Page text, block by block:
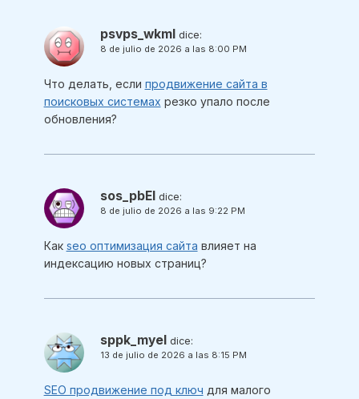
psvps_wkml dice:
8 de julio de 2026 a las 8:00 PM
Что делать, если продвижение сайта в
поисковых системах резко упало после
обновления?
sos_pbEl dice:
8 de julio de 2026 a las 9:22 PM
Как seo оптимизация сайта влияет на
индексацию новых страниц?
sppk_myel dice:
13 de julio de 2026 a las 8:15 PM
SEO продвижение под ключ для малого